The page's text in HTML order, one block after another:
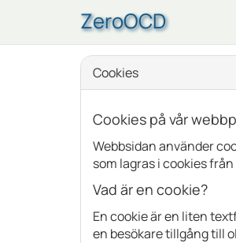
ZeroOCD
Cookies
Cookies på vår
Webbsidan använder
som lagras i cookies
Vad är en cookie?
En cookie är en liten
en besökare tillgång till